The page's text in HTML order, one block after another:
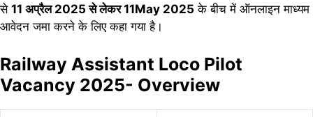
से 11 अप्रैल 2025 से लेकर 11May 2025 के बीच में ऑनलाइन माध्यम
आवेदन जमा करने के लिए कहा गया है।
Railway Assistant Loco Pilot
Vacancy 2025- Overview